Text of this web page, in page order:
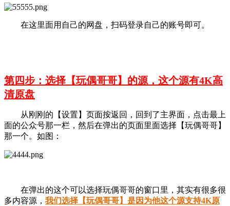
在这里面用自己的网盘，扫码登录自己的账号即可。
第四步：选择【玩偶哥哥】的源，这个源有4K高
清原盘
从刚刚的【设置】页面按返回，回到了主界面，点击最上
面的公众号那一栏，然后在弹出的页面里面选择【玩偶哥哥】
那一个。如图：
在弹出的这个可以选择玩偶哥哥的窗口里，其实有很多很
多内容源， 我们选择【玩偶哥哥】是因为他这个源支持4K原